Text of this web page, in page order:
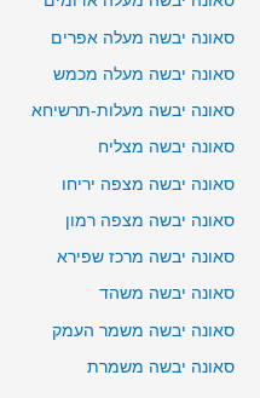
סאונה יבשה מעלה אפרים
סאונה יבשה מעלה מכמש
סאונה יבשה מעלות-תרשיחא
סאונה יבשה מצליח
סאונה יבשה מצפה יריחו
סאונה יבשה מצפה רמון
סאונה יבשה מרכז שפירא
סאונה יבשה משהד
סאונה יבשה משמר העמק
סאונה יבשה משמרת